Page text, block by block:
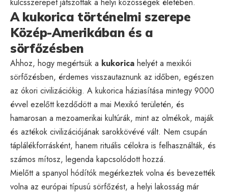
A kukorica történelmi szerepe
Közép-Amerikában és a
sörfőzésben
Ahhoz, hogy megértsük a kukorica helyét a mexikói
sörfőzésben, érdemes visszautaznunk az időben, egészen
az ókori civilizációkig. A kukorica háziasítása mintegy 9000
évvel ezelőtt kezdődött a mai Mexikó területén, és
hamarosan a mezoamerikai kultúrák, mint az olmékok, maják
és aztékok civilizációjának sarokkövévé vált. Nem csupán
táplálékforrásként, hanem rituális célokra is felhasználták, és
számos mítosz, legenda kapcsolódott hozzá.
Mielőtt a spanyol hódítók megérkeztek volna és bevezették
volna az európai típusú sörfőzést, a helyi lakosság már